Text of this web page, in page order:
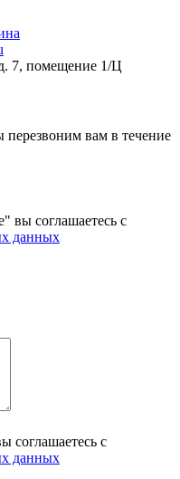
7, помещение 1/Ц
вам в течение
вы соглашаетесь с
данных
соглашаетесь с
данных